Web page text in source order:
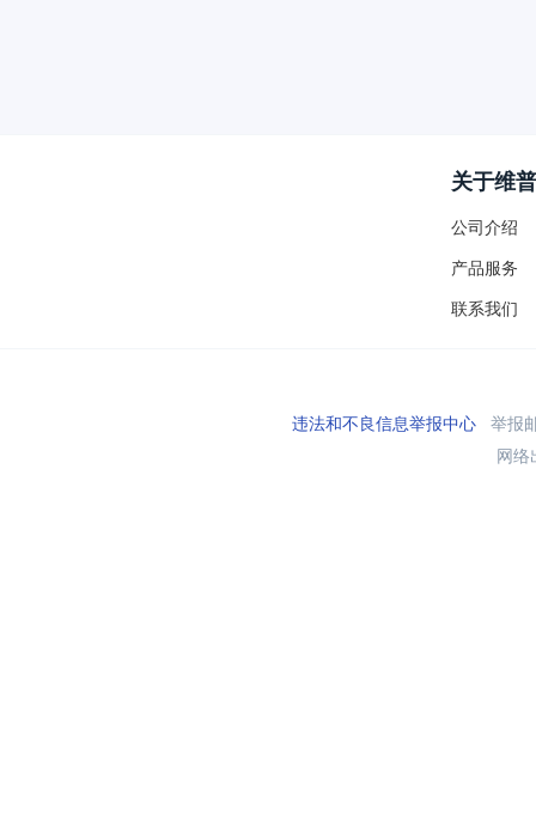
关于维普
公司介绍
产品服务
联系我们
违法和不良信息举报中心举报
网